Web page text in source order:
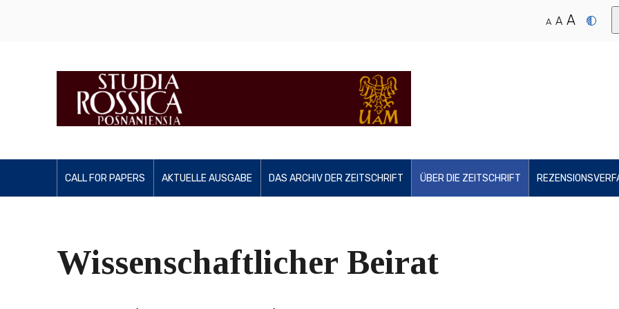
A A A
CALL FOR PAPERS AKTUELLE AUSGABE DAS ARCHIV DER ZEITSCHRIFT ÜBER DIE ZEITSCHRIFT
Wissenschaftlicher Beirat